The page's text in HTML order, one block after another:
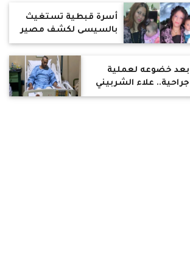
أسرة قبطية تستغيث
بالسيسى لكشف مصير
اختفاء ابنتهم بقنا
بعد خضوعه لعملية
جراحية.. علاء الشربيني
يعود للقاهرة الأسبوع